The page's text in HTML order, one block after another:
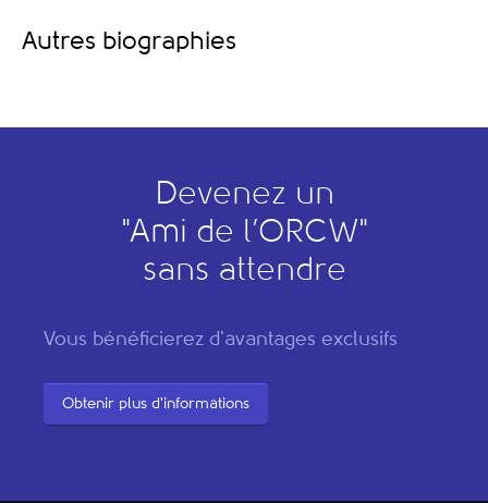
Autres biographies
Devenez un
"Ami de l’ORCW"
sans attendre
Vous bénéficierez d'avantages exclusifs
Obtenir plus d'informations